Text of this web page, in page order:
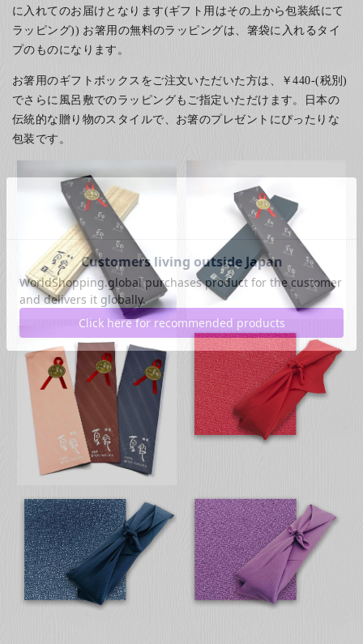
に入れてのお届けとなります(ギフト用はその上から包装紙にて
ラッピング)) お箸用の無料のラッピングは、箸袋に入れるタイ
プのものになります。
お箸用のギフトボックスをご注文いただいた方は、￥440-(税別)
でさらに風呂敷でのラッピングもご指定いただけます。日本の
伝統的な贈り物のスタイルで、お箸のプレゼントにぴったりな
包装です。